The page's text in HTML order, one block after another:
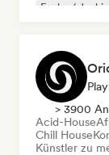
Funky / Jackin
> 3900
Acid-House
Chill House
Künstler zu